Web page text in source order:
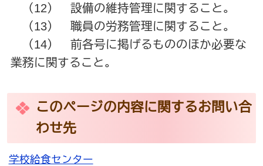
（12） 設備の維持管理に関すること。
（13） 職員の労務管理に関すること。
（14） 前各号に掲げるもののほか必要な
業務に関すること。
このページの内容に関するお問い合
わせ先
学校給食センター